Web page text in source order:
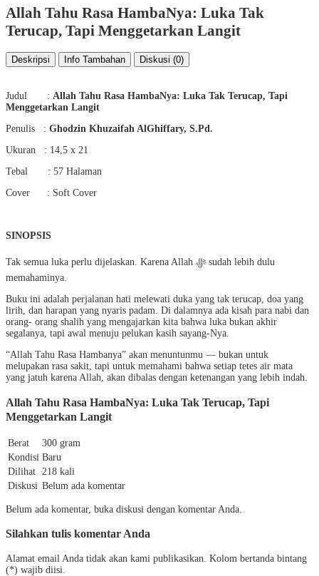
Allah Tahu Rasa HambaNya: Luka Tak
Terucap, Tapi Menggetarkan Langit
Deskripsi Info Tambahan Diskusi (0)
Judul : Allah Tahu Rasa HambaNya: Luka Tak Terucap, Tapi
Menggetarkan Langit
Penulis : Ghodzin Khuzaifah AlGhiffary, S.Pd.
Ukuran : 14,5 x 21
Tebal : 57 Halaman
Cover : Soft Cover
SINOPSIS
Tak semua luka perlu dijelaskan. Karena Allah ﷻ sudah lebih dulu
memahaminya.
Buku ini adalah perjalanan hati melewati duka yang tak terucap, doa yang
lirih, dan harapan yang nyaris padam. Di dalamnya ada kisah para nabi dan
orang- orang shalih yang mengajarkan kita bahwa luka bukan akhir
segalanya, tapi awal menuju pelukan kasih sayang-Nya.
“Allah Tahu Rasa Hambanya” akan menuntunmu — bukan untuk
melupakan rasa sakit, tapi untuk memahami bahwa setiap tetes air mata
yang jatuh karena Allah, akan dibalas dengan ketenangan yang lebih indah.
Allah Tahu Rasa HambaNya: Luka Tak Terucap, Tapi
Menggetarkan Langit
Berat
300 gram
Kondisi Baru
Dilihat 218 kali
Diskusi Belum ada komentar
Belum ada komentar, buka diskusi dengan komentar Anda.
Silahkan tulis komentar Anda
Alamat email Anda tidak akan kami publikasikan. Kolom bertanda bintang
(*) wajib diisi.